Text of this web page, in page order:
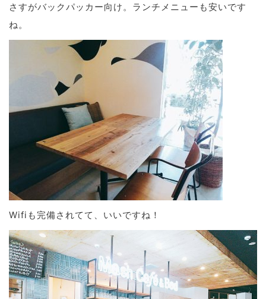
さすがバックパッカー向け。ランチメニューも安いです
ね。
Wifiも完備されてて、いいですね！